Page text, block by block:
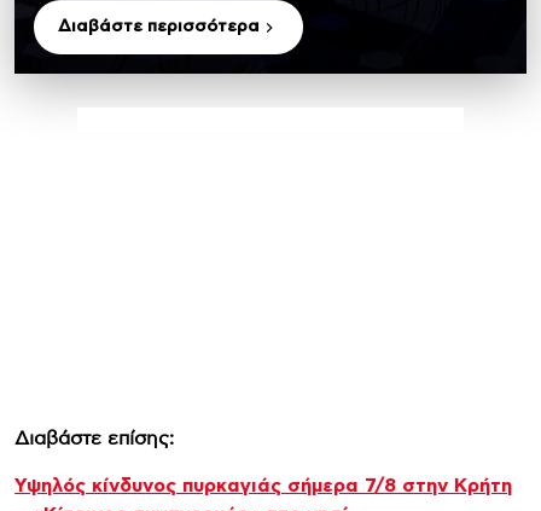
Διαβάστε περισσότερα
Διαβάστε επίσης:
Υψηλός κίνδυνος πυρκαγιάς σήμερα 7/8 στην Κρήτη